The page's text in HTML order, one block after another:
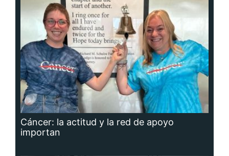
Cáncer: la actitud y la red de apoyo
importan